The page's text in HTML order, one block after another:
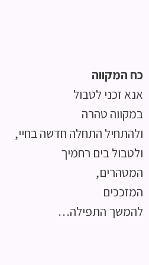
כח המקווה
אנא זכני לטבול
במקווה טהרה
ולהתחיל התחלה חדשה בחיי,
ולטבול בים רחמיך
המטהרים,
המזככים
להמשך התפילה…